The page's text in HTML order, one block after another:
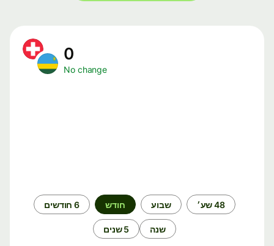
No change
48 שע׳ שבוע חודש 6 חודשים
שנה 5 שנים